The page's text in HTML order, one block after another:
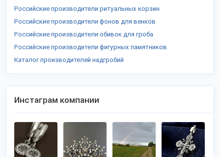
Российские производители ритуальных корзин
Российские производители фонов для венков
Российские производители обивок для гроба
Российские производители фигурных памятников
Каталог производителей надгробий
Инстаграм компании